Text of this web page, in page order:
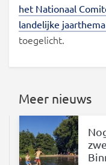
het Nationaal
landelijke
toegelicht.
Meer nieuws